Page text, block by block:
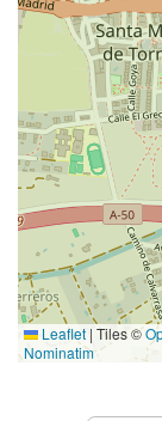
Leaflet | Tiles ©
Nominatim